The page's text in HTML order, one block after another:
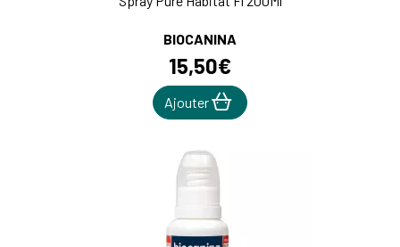
BIOCANINA
15,50€
Ajouter